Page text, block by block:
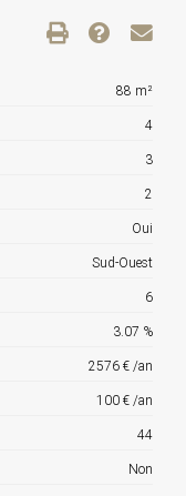
88 m²
4
3
2
Oui
Sud-Ouest
6
3.07 %
2576 € /an
100 € /an
44
Non